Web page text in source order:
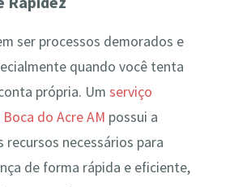
ser processos demorados e
quando você tenta
própria. Um serviço
do Acre AM possui a
recursos necessários para
de forma rápida e eficiente,